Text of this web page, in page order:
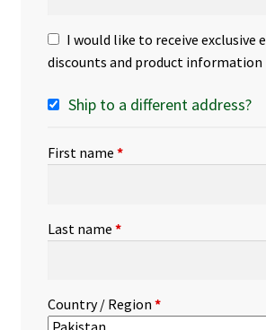
I would like to receive exclusive
discounts and product information
Ship to a different address?
First name *
Last name *
Country / Region *